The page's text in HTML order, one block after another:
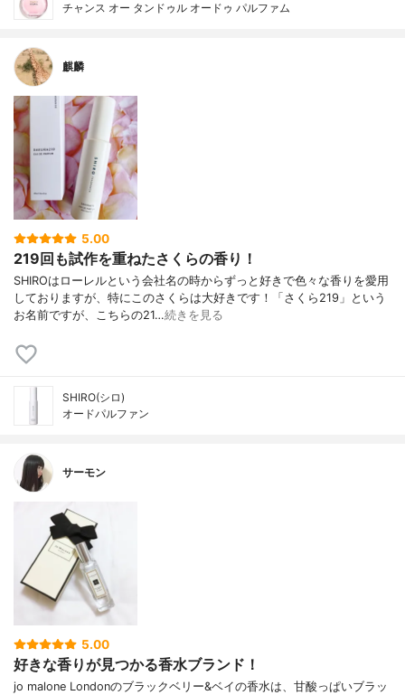
チャンス オー タンドゥル オードゥ パルファム
麒麟
5.00
219回も試作を重ねたさくらの香り！
SHIROはローレルという会社名の時からずっと好きで色々な香りを愛用
しておりますが、特にこのさくらは大好きです！「さくら219」という
お名前ですが、こちらの21…続きを見る
SHIRO(シロ)
オードパルファン
サーモン
5.00
好きな香りが見つかる香水ブランド！
jo malone Londonのブラックベリー&ベイの香水は、甘酸っぱいブラッ